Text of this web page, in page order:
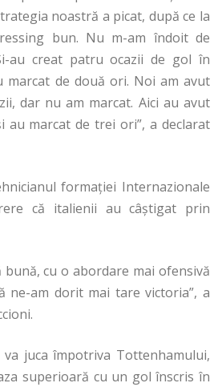
noastră a picat, după ce la
bun. Nu m-am îndoit de
au creat patru ocazii de gol în
marcat de două ori. Noi am avut
dar nu am marcat. Aici au avut
au marcat de trei ori”, a declarat
formaţiei Internazionale
că italienii au câştigat prin
bună, cu o abordare mai ofensivă
ne-am dorit mai tare victoria”, a
juca împotriva Tottenhamului,
superioară cu un gol înscris în